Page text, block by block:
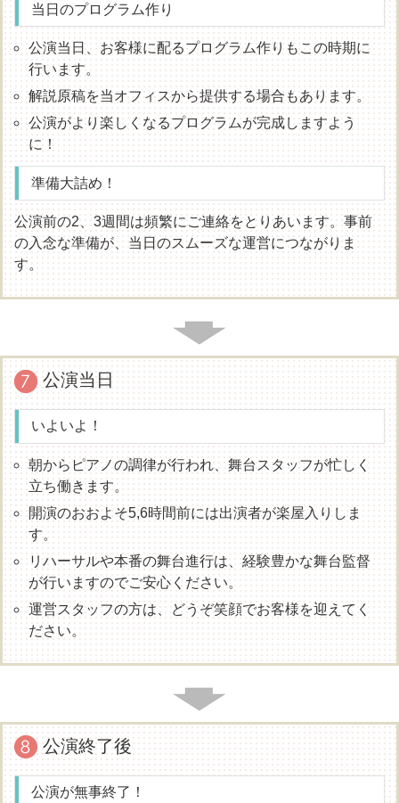
当日のプログラム作り
公演当日、お客様に配るプログラム作りもこの時期に
行います。
解説原稿を当オフィスから提供する場合もあります。
公演がより楽しくなるプログラムが完成しますよう
に！
準備大詰め！
公演前の2、3週間は頻繁にご連絡をとりあいます。事前
の入念な準備が、当日のスムーズな運営につながりま
す。
公演当日
いよいよ！
朝からピアノの調律が行われ、舞台スタッフが忙しく
立ち働きます。
開演のおおよそ5,6時間前には出演者が楽屋入りしま
す。
リハーサルや本番の舞台進行は、経験豊かな舞台監督
が行いますのでご安心ください。
運営スタッフの方は、どうぞ笑顔でお客様を迎えてく
ださい。
公演終了後
公演が無事終了！